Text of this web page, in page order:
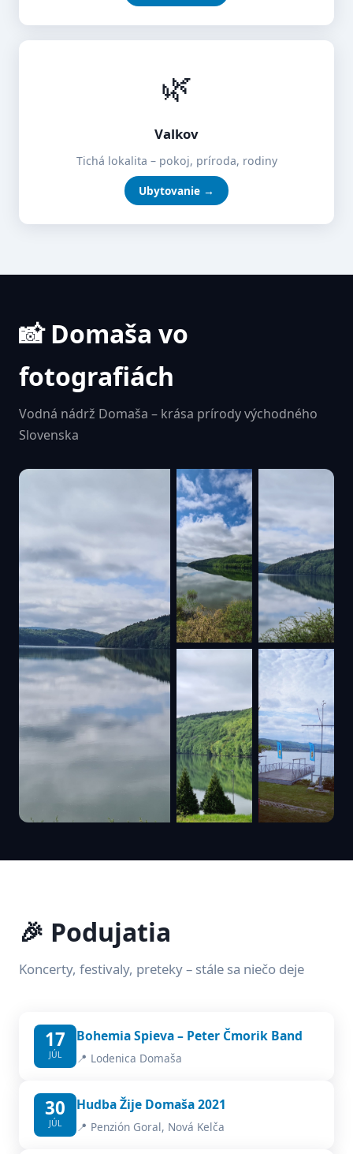
🌿
Valkov
Tichá lokalita – pokoj, príroda, rodiny
Ubytovanie →
📸 Domaša vo
fotografiách
Vodná nádrž Domaša – krása prírody východného
Slovenska
🎉 Podujatia
Koncerty, festivaly, preteky – stále sa niečo deje
17
JÚL
Bohemia Spieva – Peter Čmorik Band
📍 Lodenica Domaša
30
JÚL
Hudba Žije Domaša 2021
📍 Penzión Goral, Nová Kelča